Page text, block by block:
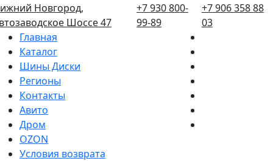
Новгород,
Шоссе 47
+7 930 800-
99-89
+7 906 358 88
03
Главная
Каталог
Шины Диски
Регионы
Контакты
Авито
Дром
OZON
Условия возврата